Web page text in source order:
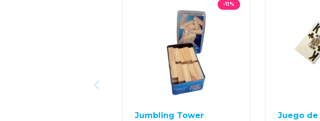
-11%
Jumbling Tower Juego de